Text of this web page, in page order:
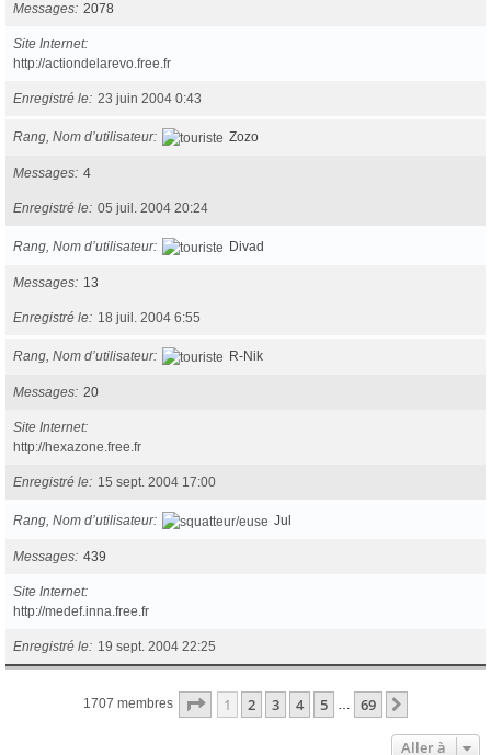
Messages 2078
Site Internet
http://actiondelarevo.free.fr
Enregistré le 23 juin 2004 0:43
Rang, Nom d’utilisateur Zozo
Messages 4
Enregistré le 05 juil. 2004 20:24
Rang, Nom d’utilisateur Divad
Messages 13
Enregistré le 18 juil. 2004 6:55
Rang, Nom d’utilisateur R-Nik
Messages 20
Site Internet
http://hexazone.free.fr
Enregistré le 15 sept. 2004 17:00
Rang, Nom d’utilisateur Jul
Messages 439
Site Internet
http://medef.inna.free.fr
Enregistré le 19 sept. 2004 22:25
1707 membres Page 1sur69
1 2 3 4 5 69
Aller à